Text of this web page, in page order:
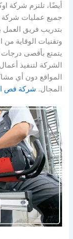
أيضًا، تلتزم شركة
جميع عمليات شركة
بتدريب فريق العمل
وتقنيات الوقاية
يتمتع بأقصى درجات
الشركة لتنفيذ
المواقع دون أي
المجال. شركة قص